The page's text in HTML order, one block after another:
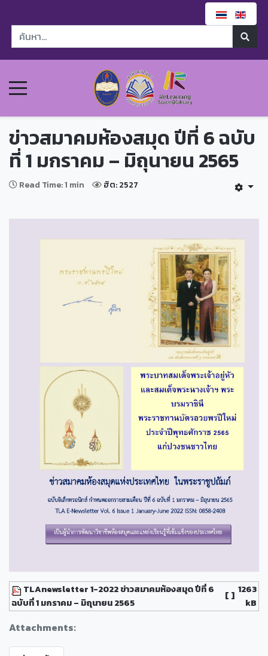
ข่าวสมาคมห้องสมุด ปีที่ 6 ฉบับ
ที่ 1 มกราคม – มิถุนายน 2565
Read Time: 1 min ฮิต: 2527
Attachments:
TLAnewsletter 1-2022 ข่าวสมาคมห้องสมุด ปีที่ 6
ฉบับที่ 1 มกราคม – มิถุนายน 2565
[ ] 1263
kB